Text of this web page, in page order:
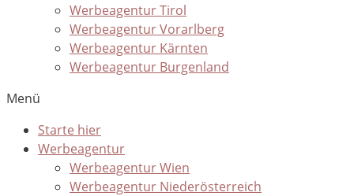
Werbeagentur Tirol
Werbeagentur Vorarlberg
Werbeagentur Kärnten
Werbeagentur Burgenland
Menü
Starte hier
Werbeagentur
Werbeagentur Wien
Werbeagentur Niederösterreich